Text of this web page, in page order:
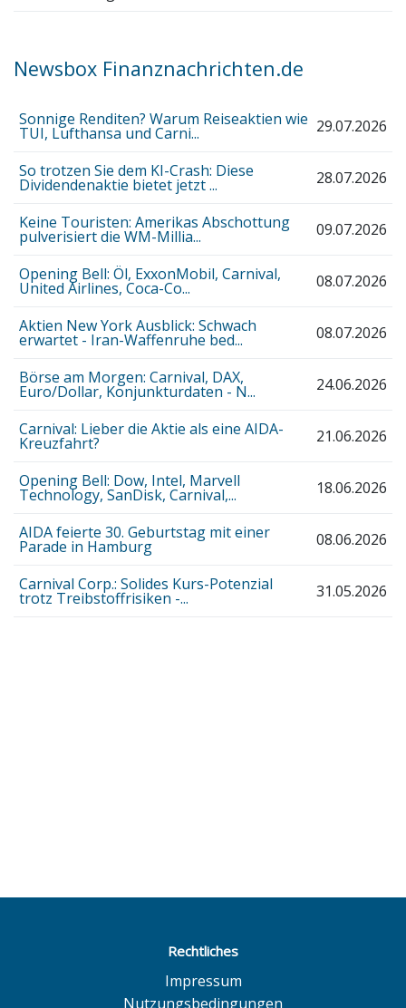
Newsbox Finanznachrichten.de
Sonnige Renditen? Warum Reiseaktien wie
TUI, Lufthansa und Carni... 29.07.2026
So trotzen Sie dem KI-Crash: Diese
Dividendenaktie bietet jetzt ... 28.07.2026
Keine Touristen: Amerikas Abschottung
pulverisiert die WM-Millia... 09.07.2026
Opening Bell: Öl, ExxonMobil, Carnival,
United Airlines, Coca-Co... 08.07.2026
Aktien New York Ausblick: Schwach
erwartet - Iran-Waffenruhe bed... 08.07.2026
Börse am Morgen: Carnival, DAX,
Euro/Dollar, Konjunkturdaten - N... 24.06.2026
Carnival: Lieber die Aktie als eine AIDA-
Kreuzfahrt? 21.06.2026
Opening Bell: Dow, Intel, Marvell
Technology, SanDisk, Carnival,... 18.06.2026
AIDA feierte 30. Geburtstag mit einer
Parade in Hamburg 08.06.2026
Carnival Corp.: Solides Kurs-Potenzial
trotz Treibstoffrisiken -... 31.05.2026
Rechtliches
Impressum
Nutzungsbedingungen